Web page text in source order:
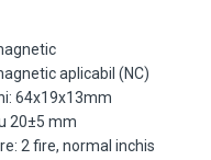
aplicabil (NC)
64x19x13mm
20±5 mm
2 fire, normal inchis